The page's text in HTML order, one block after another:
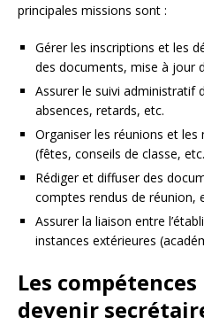
principales missions sont :
Gérer les inscriptions et les
des documents, mise à jour
Assurer le suivi administratif
absences, retards, etc.
Organiser les réunions et
(fêtes, conseils de classe,
Rédiger et diffuser des
comptes rendus de réunion,
Assurer la liaison entre
instances extérieures
Les
devenir